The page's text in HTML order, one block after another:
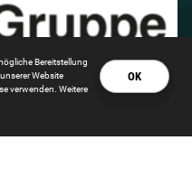
OK
Bereitstellung
Website
verwenden. Weitere